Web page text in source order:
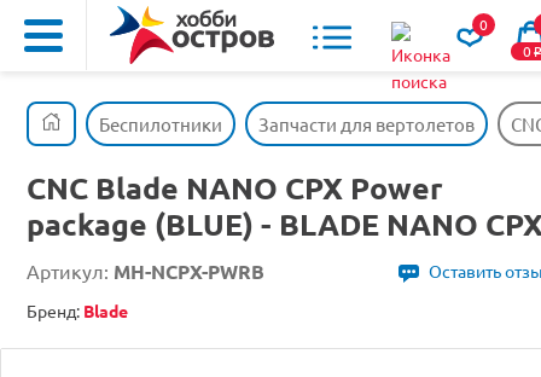
0
0o
Беспилотники Запчасти для вертолетов
CNC Blade NANO CPX Power
package (BLUE) - BLADE NANO
Артикул: MH-NCPX-PWRB
Оставить
Бренд: Blade